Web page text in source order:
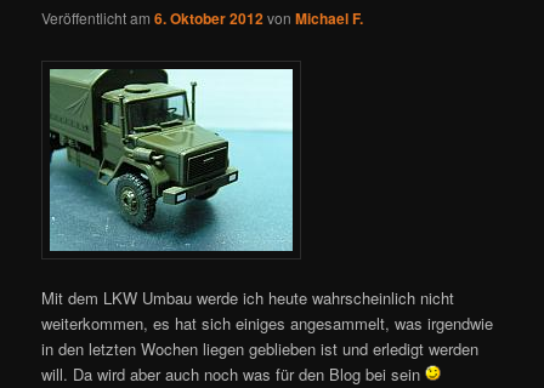
Veröffentlicht am6. Oktober 2012 vonMichael F.
Mit dem LKW Umbau werde ich heute wahrscheinlich nicht
weiterkommen, es hat sich einiges angesammelt, was irgendwie
in den letzten Wochen liegen geblieben ist und erledigt werden
will. Da wird aber auch noch was für den Blog bei sein